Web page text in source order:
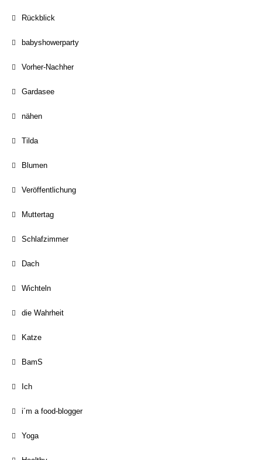
Rückblick
babyshowerparty
Vorher-Nachher
Gardasee
nähen
Tilda
Blumen
Veröffentlichung
Muttertag
Schlafzimmer
Dach
Wichteln
die Wahrheit
Katze
BamS
Ich
i´m a food-blogger
Yoga